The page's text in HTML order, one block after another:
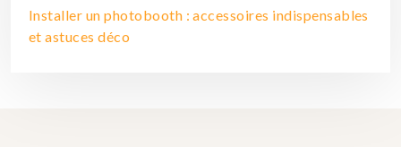
Installer un photobooth : accessoires indispensables
et astuces déco